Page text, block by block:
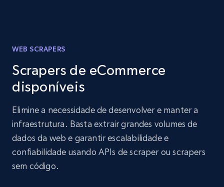
WEB SCRAPERS
Scrapers de eCommerce
disponíveis
Elimine a necessidade de desenvolver e manter a
infraestrutura. Basta extrair grandes volumes de
dados da web e garantir escalabilidade e
confiabilidade usando APIs de scraper ou scrapers
sem código.